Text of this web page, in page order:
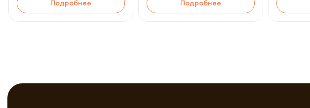
Подробнее Подробнее